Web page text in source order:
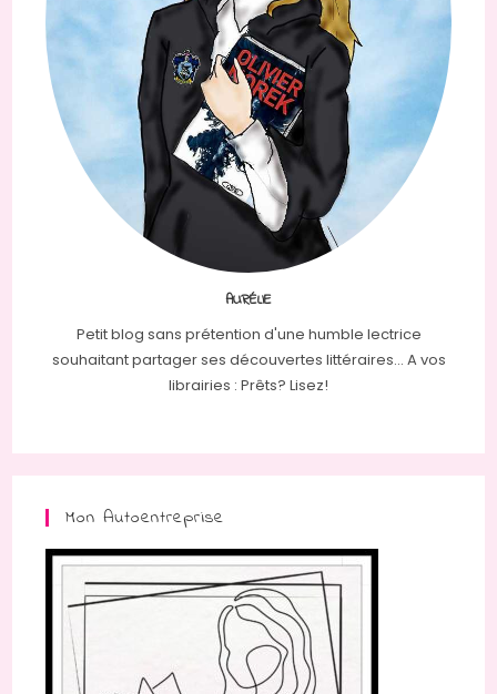
AURÉLIE
Petit blog sans prétention d'une humble lectrice
souhaitant partager ses découvertes littéraires... A vos
librairies : Prêts? Lisez!
Mon Autoentreprise